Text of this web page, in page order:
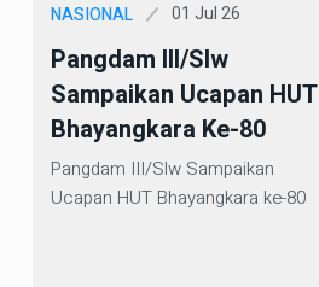
NASIONAL 01 Jul 26
Pangdam III/Slw
Sampaikan Ucapan HUT
Bhayangkara Ke-80
Pangdam III/Slw Sampaikan
Ucapan HUT Bhayangkara ke-80